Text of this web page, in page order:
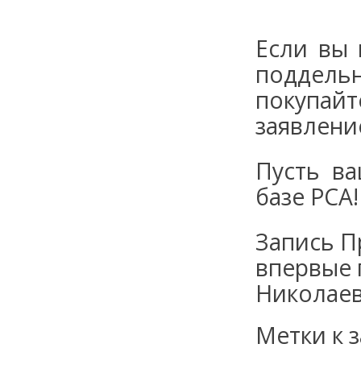
Если вы
Пусть
базе РСА!
Запись
впервые
Метки к